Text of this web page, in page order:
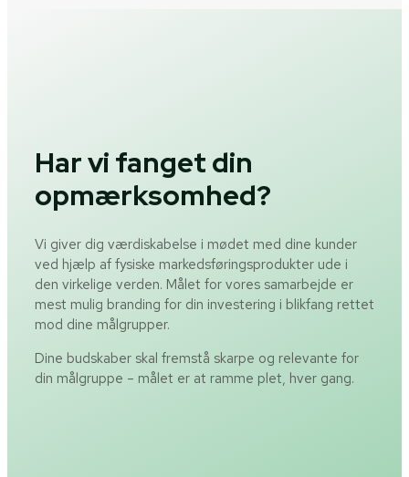
Har vi fanget din
opmærksomhed?
Vi giver dig værdiskabelse i mødet med dine kunder
ved hjælp af fysiske markedsføringsprodukter ude i
den virkelige verden. Målet for vores samarbejde er
mest mulig branding for din investering i blikfang rettet
mod dine målgrupper.
Dine budskaber skal fremstå skarpe og relevante for
din målgruppe – målet er at ramme plet, hver gang.